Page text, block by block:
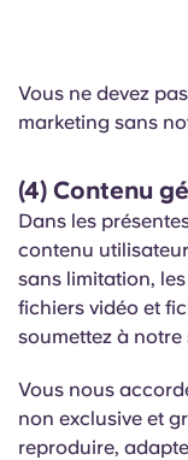
Vous ne devez
marketing sans
(4) Contenu
Dans les
contenu
sans limitation,
fichiers vidéo et
soumettez à notre
Vous nous
non exclusive et
reproduire,